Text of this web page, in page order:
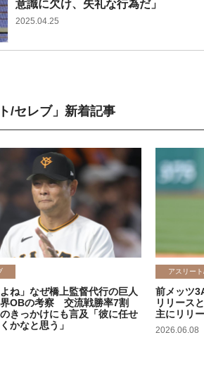
意識に欠け、失礼な行為だ」
2025.04.25
/セレブ」新着記事
よね」なぜ橋上監督代行の巨人
OBの考察 交流戦勝率7割
きっかけにも言及「彼に任せ
かなと思う」
アスリー
前メッツ
リリース
主にリリ
2026.06.08